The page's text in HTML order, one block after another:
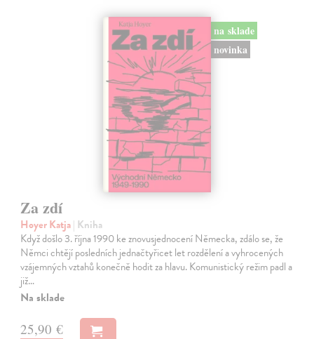
na sklade
novinka
Za zdí
Hoyer Katja| Kniha
Když došlo 3. října 1990 ke znovusjednocení Německa, zdálo se, že
Němci chtějí posledních jednačtyřicet let rozdělení a vyhrocených
vzájemných vztahů konečně hodit za hlavu. Komunistický režim padl a
již…
Na sklade
25,90 €